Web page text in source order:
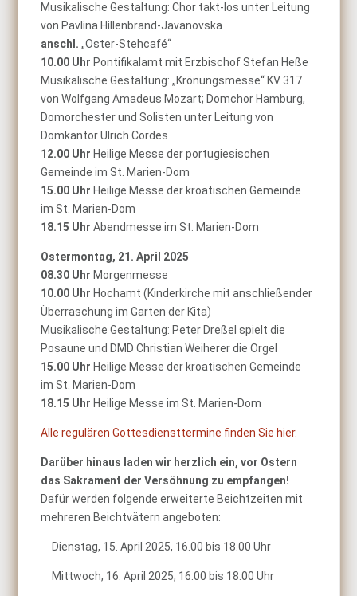
Musikalische Gestaltung: Chor takt-los unter Leitung
von Pavlina Hillenbrand-Javanovska
anschl. „Oster-Stehcafé“
10.00 Uhr Pontifikalamt mit Erzbischof Stefan Heße
Musikalische Gestaltung: „Krönungsmesse“ KV 317
von Wolfgang Amadeus Mozart; Domchor Hamburg,
Domorchester und Solisten unter Leitung von
Domkantor Ulrich Cordes
12.00 Uhr Heilige Messe der portugiesischen
Gemeinde im St. Marien-Dom
15.00 Uhr Heilige Messe der kroatischen Gemeinde
im St. Marien-Dom
18.15 Uhr Abendmesse im St. Marien-Dom
Ostermontag, 21. April 2025
08.30 Uhr Morgenmesse
10.00 Uhr Hochamt (Kinderkirche mit anschließender
Überraschung im Garten der Kita)
Musikalische Gestaltung: Peter Dreßel spielt die
Posaune und DMD Christian Weiherer die Orgel
15.00 Uhr Heilige Messe der kroatischen Gemeinde
im St. Marien-Dom
18.15 Uhr Heilige Messe im St. Marien-Dom
Alle regulären Gottesdiensttermine finden Sie hier.
Darüber hinaus laden wir herzlich ein, vor Ostern
das Sakrament der Versöhnung zu empfangen!
Dafür werden folgende erweiterte Beichtzeiten mit
mehreren Beichtvätern angeboten:
Dienstag, 15. April 2025, 16.00 bis 18.00 Uhr
Mittwoch, 16. April 2025, 16.00 bis 18.00 Uhr